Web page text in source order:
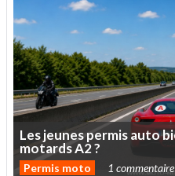
Lesjeunespermisauto
motardsA2?
Permis moto 1 commentaire